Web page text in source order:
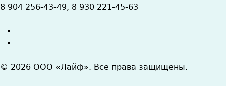
8 904 256-43-49, 8 930 221-45-63
© 2026 ООО «Лайф». Все права защищены.